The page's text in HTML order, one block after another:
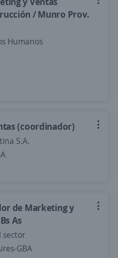
/ Munro Prov.
Humanos
(coordinador)
S.A.
de Marketing y
As
sector
GBA